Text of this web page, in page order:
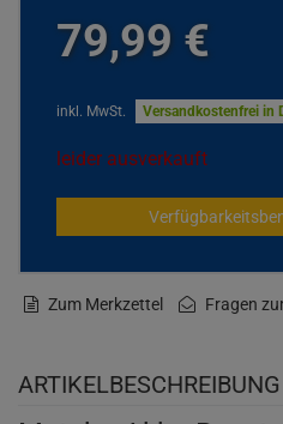
79,99 €
inkl. MwSt. Versandkostenfrei in
leider ausverkauft
Zum Merkzettel Fragen
ARTIKELBESCHREIBUNG